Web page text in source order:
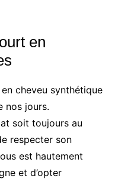
en
cheveu synthétique
nos jours.
soit toujours au
respecter son
est hautement
et d’opter